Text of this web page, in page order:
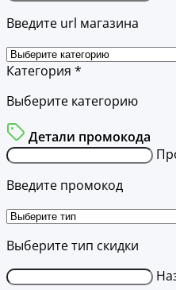
Введите url магазина
Категория *
Выберите категорию
Детали промокода
Введите промокод
Выберите тип скидки